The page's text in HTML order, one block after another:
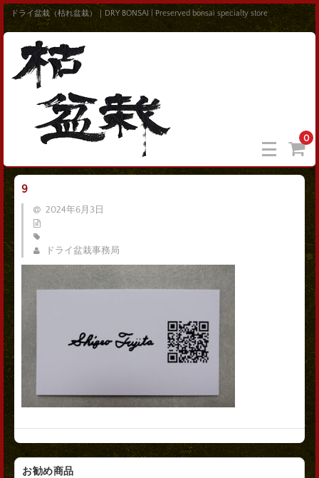
ドライ盆栽（枯れ盆栽）｜DRY BONSAI | Preserved bonsai specialty store
0
9
2024年6月3日
ドライ盆栽事務局
お勧め商品